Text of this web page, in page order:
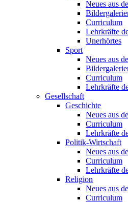
Neues aus
Curriculum
Lehrkräfte
Unerhörtes
Sport
Neues aus
Curriculum
Lehrkräfte
Gesellschaft
Geschichte
Neues aus
Curriculum
Lehrkräfte
Politik-Wirtschaft
Neues aus
Curriculum
Lehrkräfte
Religion
Neues aus
Curriculum